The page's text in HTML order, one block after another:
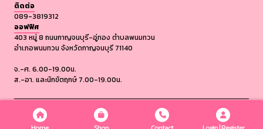
ติดต่อ
089-3819312
ออฟฟิศ
403 หมู่ 8 ถนนกาญจนบุรี-อู่ทอง ตำบลพนมทวน
อำเภอพนมทวน จังหวัดกาญจนบุรี 71140
จ.-ศ. 6.00-19.00น.
ส.-อา. และนักขัตฤกษ์ 7.00-19.00น.
COPYRIGHT © 2024, ALLTIMAGE CO.,LTD ALL RIGHTS RESERVED.